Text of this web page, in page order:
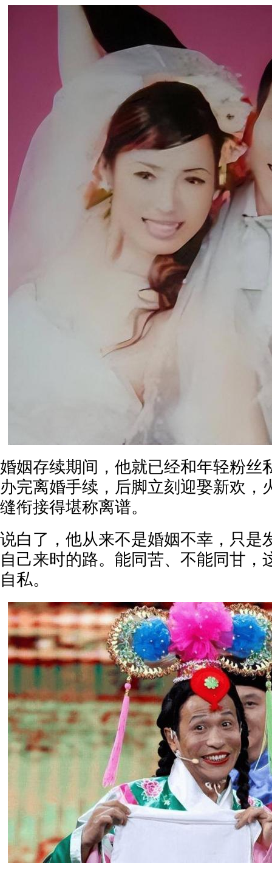
婚姻存续期间，他就已经和年轻粉丝
办完离婚手续，后脚立刻迎娶新欢，
缝衔接得堪称离谱。
说白了，他从来不是婚姻不幸，只是
自己来时的路。能同苦、不能同甘，
自私。